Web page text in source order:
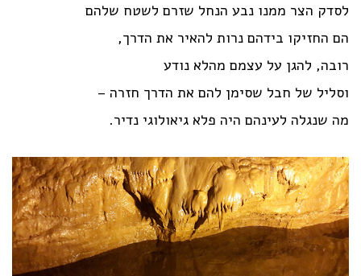
לסדק הצר ממנו נבע הנחל שזרם לשטח שלהם
הם החזיקו בידהם נרות להאיר את הדרך,
רובה, להגן על עצמם מהלא נודע
וסליל של חבל שסימן להם את הדרך חזרה –
מה שנגלה לעינהם היה פלא גיאולוגי נדיר.